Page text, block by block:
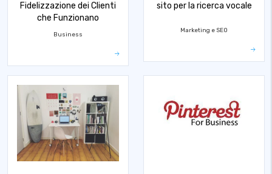
Fidelizzazione dei Clienti
che Funzionano
Business
sito per la ricerca vocale
Marketing e SEO